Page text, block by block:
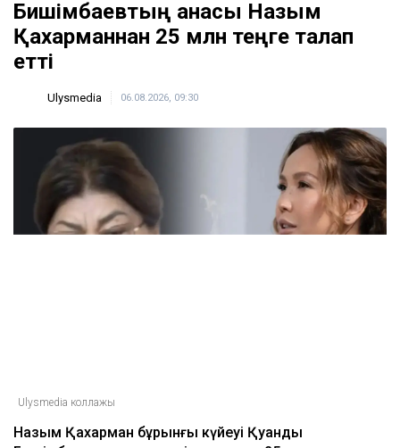
бе
қатаңдатылуы мүмкін
7 тамызда елімізде ауа температурасы +42
градусқа дейін көтеріледі
09:05